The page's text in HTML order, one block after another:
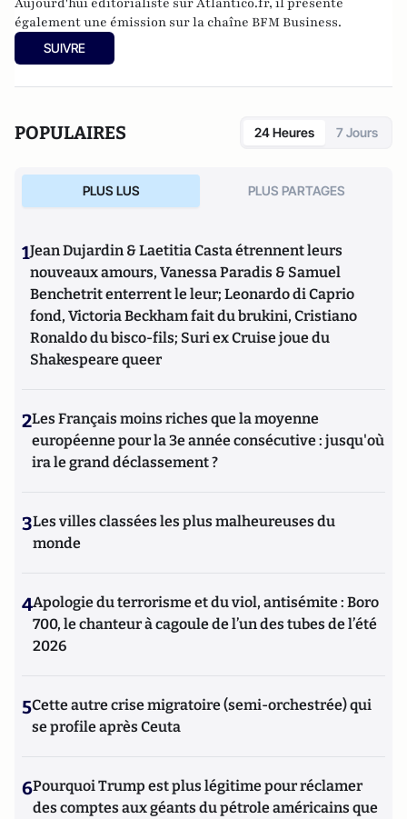
également une émission sur la chaîne BFM Business.
SUIVRE
POPULAIRES 24 Heures 7 Jours
PLUS LUS PLUS PARTAGES
1Jean Dujardin & Laetitia Casta étrennent leurs
nouveaux amours, Vanessa Paradis & Samuel
Benchetrit enterrent le leur; Leonardo di Caprio
fond, Victoria Beckham fait du brukini, Cristiano
Ronaldo du bisco-fils; Suri ex Cruise joue du
Shakespeare queer
2Les Français moins riches que la moyenne
européenne pour la 3e année consécutive : jusqu'où
ira le grand déclassement ?
3Les villes classées les plus malheureuses du
monde
4Apologie du terrorisme et du viol, antisémite : Boro
700, le chanteur à cagoule de l’un des tubes de l’été
2026
5Cette autre crise migratoire (semi-orchestrée) qui
se profile après Ceuta
6Pourquoi Trump est plus légitime pour réclamer
des comptes aux géants du pétrole américains que